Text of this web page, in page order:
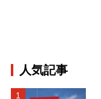
人気記事